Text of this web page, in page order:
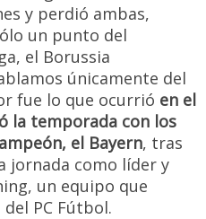
y perdió ambas,
un punto del
el Borussia
únicamente del
fue lo que ocurrió en el
la temporada con los
el Bayern, tras
jornada como líder y
un equipo que
PC Fútbol.